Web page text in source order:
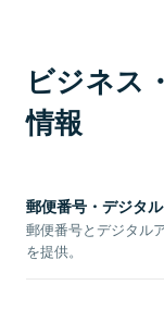
ビジネス
情報
郵便番号・デジタ
郵便番号とデジタル
を提供。